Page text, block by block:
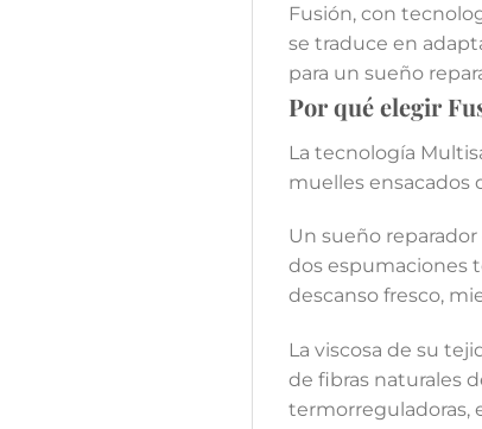
Fusión, con
se traduce en
para un sueño
Por qué elegir
La tecnología
muelles ensacados
Un sueño
dos espumaciones
descanso fresco,
La viscosa de su
de fibras naturales
termorreguladoras,